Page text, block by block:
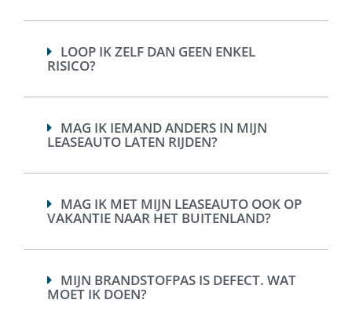
LOOP IK ZELF DAN GEEN ENKEL
RISICO?
MAG IK IEMAND ANDERS IN MIJN
LEASEAUTO LATEN RIJDEN?
MAG IK MET MIJN LEASEAUTO OOK OP
VAKANTIE NAAR HET BUITENLAND?
MIJN BRANDSTOFPAS IS DEFECT. WAT
MOET IK DOEN?